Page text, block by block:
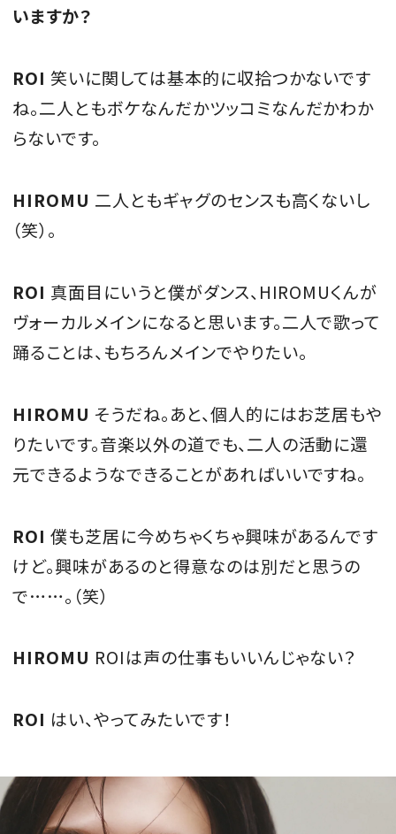
いますか？
ROI 笑いに関しては基本的に収拾つかないです
ね。二人ともボケなんだかツッコミなんだかわか
らないです。
HIROMU 二人ともギャグのセンスも高くないし
（笑）。
ROI 真面目にいうと僕がダンス、HIROMUくんが
ヴォーカルメインになると思います。二人で歌って
踊ることは、もちろんメインでやりたい。
HIROMU そうだね。あと、個人的にはお芝居もや
りたいです。音楽以外の道でも、二人の活動に還
元できるようなできることがあればいいですね。
ROI僕も芝居に今めちゃくちゃ興味があるんです
けど。興味があるのと得意なのは別だと思うの
で……。（笑）
HIROMU ROIは声の仕事もいいんじゃない？
ROI はい、やってみたいです！